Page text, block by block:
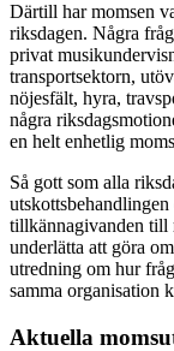
Därtill har momsen
riksdagen. Några
privat
transportsektorn,
nöjesfält, hyra,
några
en helt enhetlig
Så gott som alla
utskottsbehandlingen
tillkännagivanden till
underlätta att göra
utredning om hur
samma organisation
Aktuella